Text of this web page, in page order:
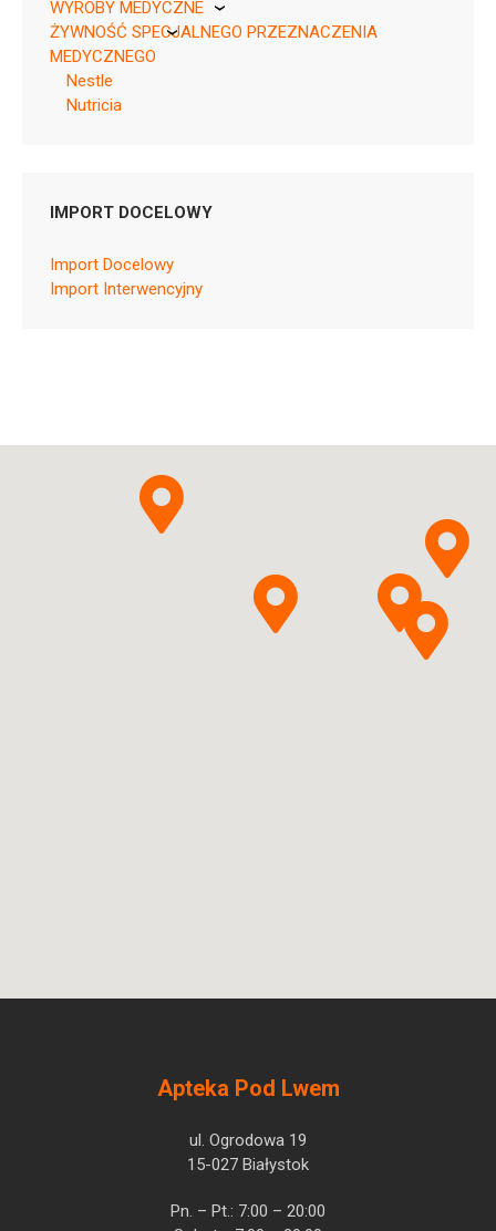
WYROBY MEDYCZNE
KikGel
ŻYWNOŚĆ SPECJALNEGO PRZEZNACZENIA
MEDYCZNEGO
Nestle
Nutricia
IMPORT DOCELOWY
Import Docelowy
Import Interwencyjny
Apteka Pod Lwem
ul. Ogrodowa 19
15-027 Białystok
Pn. – Pt.: 7:00 – 20:00